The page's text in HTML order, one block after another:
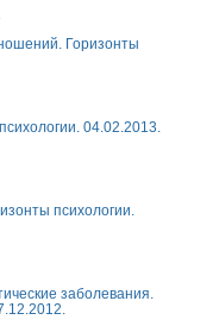
Горизонты
04.02.2013.
психологии.
заболевания.